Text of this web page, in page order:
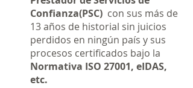
Confianza(PSC)
  con sus más de
13 años de historial sin juicios
perdidos en ningún país y sus
procesos certificados bajo la
Normativa ISO 27001, eIDAS,
etc.